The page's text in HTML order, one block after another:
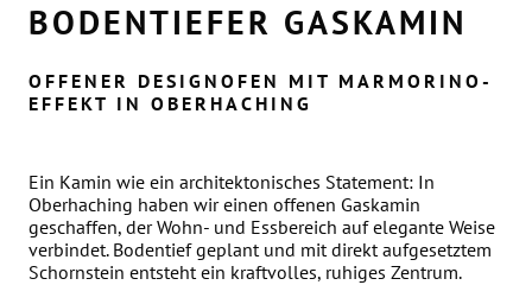
BODENTIEFER GASKAMIN
OFFENER DESIGNOFEN MIT MARMORINO-
EFFEKT IN OBERHACHING
Ein Kamin wie ein architektonisches Statement: In
Oberhaching haben wir einen offenen Gaskamin
geschaffen, der Wohn- und Essbereich auf elegante Weise
verbindet. Bodentief geplant und mit direkt aufgesetztem
Schornstein entsteht ein kraftvolles, ruhiges Zentrum.